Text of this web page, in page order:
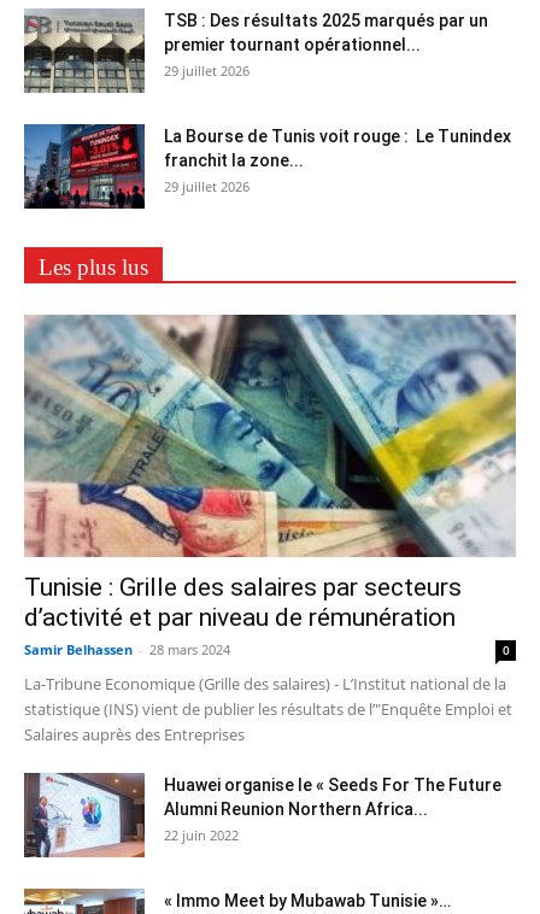
TSB : Des résultats 2025 marqués par un
premier tournant opérationnel...
29 juillet 2026
La Bourse de Tunis voit rouge : Le Tunindex
franchit la zone...
29 juillet 2026
Les plus lus
Tunisie : Grille des salaires par secteurs
d’activité et par niveau de rémunération
Samir Belhassen - 28 mars 2024 0
La-Tribune Economique (Grille des salaires) - L’Institut national de la
statistique (INS) vient de publier les résultats de l’"Enquête Emploi et
Salaires auprès des Entreprises
Huawei organise le « Seeds For The Future
Alumni Reunion Northern Africa...
22 juin 2022
« Immo Meet by Mubawab Tunisie »…